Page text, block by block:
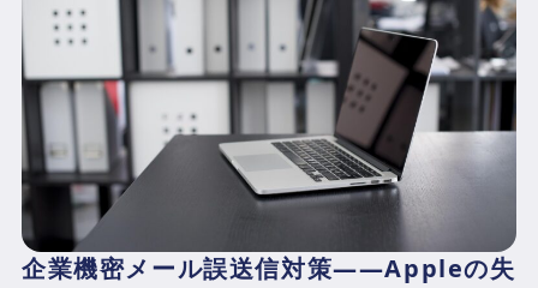
企業機密メール誤送信対策——Appleの失